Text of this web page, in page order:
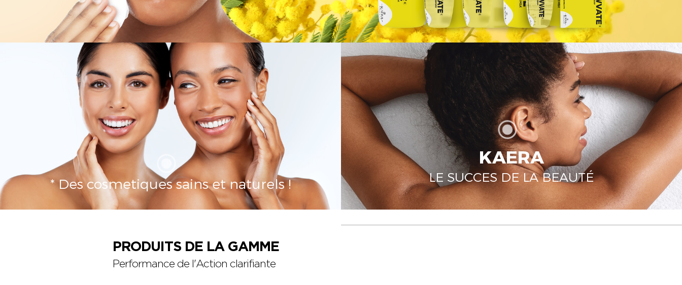
* Des cosmetiques sains et naturels !
KAERA
LE SUCCES DE LA BEAUTÉ
PRODUITS DE LA GAMME
Performance de l'Action clarifiante